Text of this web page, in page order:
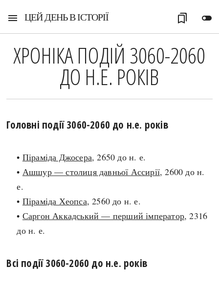
menu ЦЕЙ ДЕНЬ В ІСТОРІЇ toggle_off
bookmarks
ХРОНІКА ПОДІЙ 3060-2060
ДО Н.Е. РОКІВ
Головні події 3060-2060 до н.е. років
• Піраміда Джосера, 2650 до н. е.
• Ашшур — столиця давньої Ассирії, 2600 до н.
е.
• Піраміда Хеопса, 2560 до н. е.
• Саргон Аккадський — перший імператор, 2316
до н. е.
Всі події 3060-2060 до н.е. років